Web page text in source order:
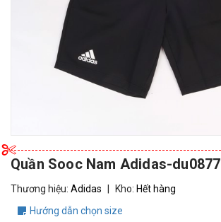
Quần Sooc Nam Adidas-du0877
Thương hiệu: Adidas Kho: Hết hàng
Hướng dẫn chọn size